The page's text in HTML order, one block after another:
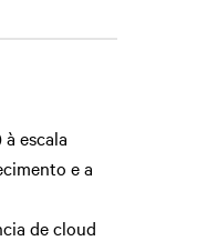
escala
e a
de cloud